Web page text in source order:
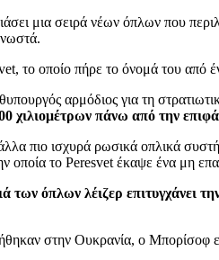
μια σειρά νέων όπλων που
το οποίο πήρε το όνομά του
αρμόδιος για τη
χιλιομέτρων πάνω από την
πιο ισχυρά ρωσικά οπλικά
οποία το Peresvet έκαψε ένα μη
των όπλων λέιζερ επιτυγχάνει
στην Ουκρανία, ο Μπορίσοφ